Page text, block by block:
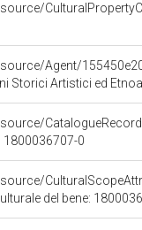
Agent/
Storici Artistici ed
0
del bene: